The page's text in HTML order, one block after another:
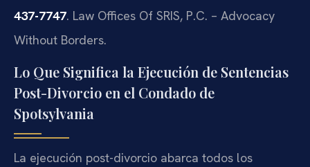
437-7747. Law Offices Of SRIS, P.C. – Advocacy
Without Borders.
Lo Que Significa la Ejecución de Sentencias
Post-Divorcio en el Condado de
Spotsylvania
La ejecución post-divorcio abarca todos los